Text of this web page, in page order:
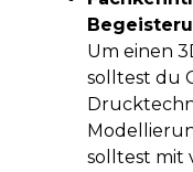
Um einen
solltest du
solltest mit